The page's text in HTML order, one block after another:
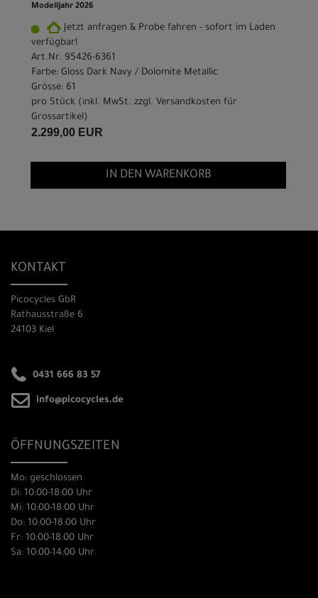
Modelljahr 2026
Jetzt anfragen & Probe fahren - sofort im Laden
verfügbar!
Art.Nr. 95426-6361
Farbe: Gloss Dark Navy / Dolomite Metallic
Grösse: 61
pro Stück (inkl. MwSt. zzgl. Versandkosten für
Grossartikel)
2.299,00 EUR
IN DEN WARENKORB
KONTAKT
Picocycles GbR
Rathausstraße 6
24103 Kiel
0431 666 83 57
info@picocycles.de
ÖFFNUNGSZEITEN
Mo: geschlossen
Di: 10:00-18:00 Uhr
Mi: 10:00-18:00 Uhr
Do: 10:00-18:00 Uhr
Fr: 10:00-18:00 Uhr
Sa: 10:00-14:00 Uhr